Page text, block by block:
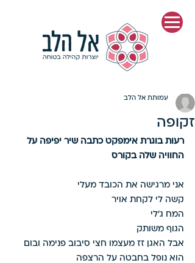
זקופה
עמותת אל הלב
רעות בוגרת אימפקט כתבה שיר יפיפה על
החוויה שלה בקורס
אני מרגישה את הכובד מעלי
קשה לי לקחת אויר
המח ג'לי
הגוף משותק
אבל האגן זז מעצמו חצי סיבוב פנימה ובום
הוא נופל בחבטה על הרצפה